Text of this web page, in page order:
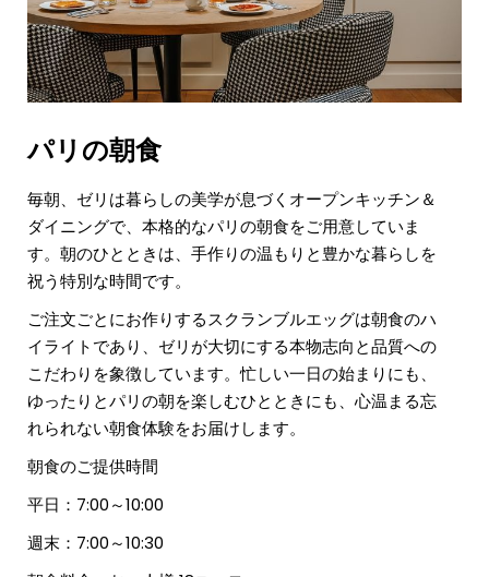
パリの朝食
毎朝、ゼリは暮らしの美学が息づくオープンキッチン＆
ダイニングで、本格的なパリの朝食をご用意していま
す。朝のひとときは、手作りの温もりと豊かな暮らしを
祝う特別な時間です。
ご注文ごとにお作りするスクランブルエッグは朝食のハ
イライトであり、ゼリが大切にする本物志向と品質への
こだわりを象徴しています。忙しい一日の始まりにも、
ゆったりとパリの朝を楽しむひとときにも、心温まる忘
れられない朝食体験をお届けします。
朝食のご提供時間
平日：7:00～10:00
週末：7:00～10:30